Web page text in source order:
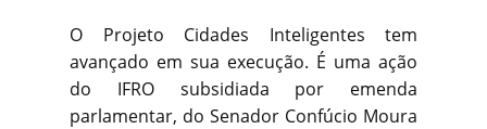
O Projeto Cidades Inteligentes tem
avançado em sua execução. É uma ação
do IFRO subsidiada por emenda
parlamentar, do Senador Confúcio Moura